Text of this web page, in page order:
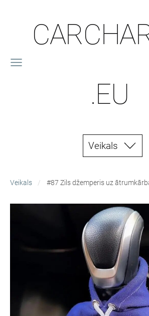
.EU
Veikals
Veikals #87 Zils džemperis uz